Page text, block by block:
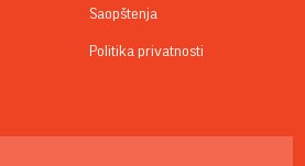
Saopštenja
Politika privatnosti